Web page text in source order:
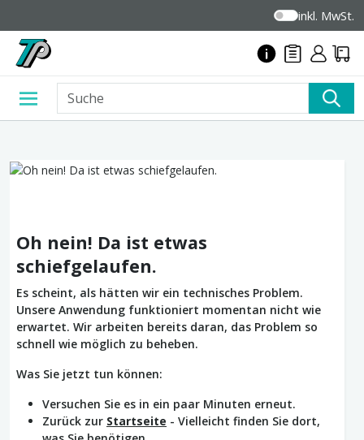
inkl. MwSt.
Oh nein! Da ist etwas
schiefgelaufen.
Es scheint, als hätten wir ein technisches Problem.
Unsere Anwendung funktioniert momentan nicht wie
erwartet. Wir arbeiten bereits daran, das Problem so
schnell wie möglich zu beheben.
Was Sie jetzt tun können:
Versuchen Sie es in ein paar Minuten erneut.
Zurück zur Startseite - Vielleicht finden Sie dort,